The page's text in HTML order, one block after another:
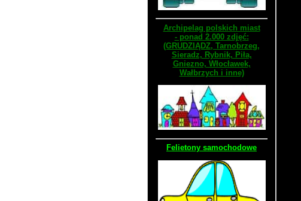
Archipelag polskich miast
- ponad 2.000 zdjęć:
(GRUDZIĄDZ, Tarnobrzeg,
Sieradz, Rybnik, Piła,
Gniezno, Włocławek,
Wałbrzych i inne)
Felietony samochodowe